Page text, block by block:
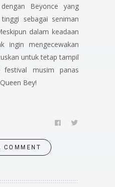
Beyonce yang
sebagai seniman
dalam keadaan
ingin mengecewakan
untuk tetap tampil
musim panas
Bey!
COMMENT